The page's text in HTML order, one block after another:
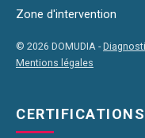
Zone d'intervention
© 2026 DOMUDIA -
Mentions légales
CERTIFICATIONS